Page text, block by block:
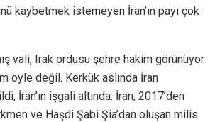
kaybetmek istemeyen İran’ın payı çok
vali, Irak ordusu şehre hakim görünüyor
öyle değil. Kerkük aslında İran
İran’ın işgali altında. İran, 2017’den
ve Haşdi Şabi Şia’dan oluşan milis